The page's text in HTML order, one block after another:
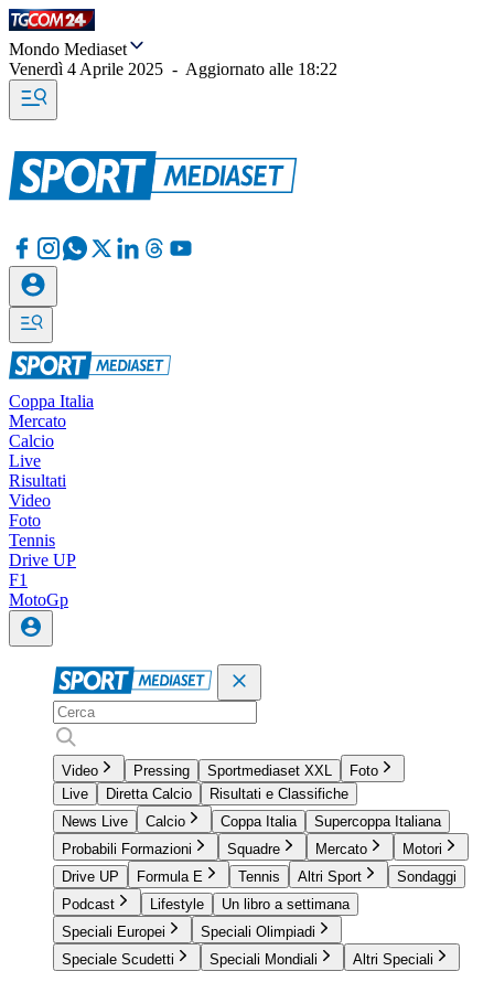
Mondo Mediaset
Venerdì 4 Aprile 2025 - Aggiornato alle 18:22
Coppa Italia
Mercato
Calcio
Live
Risultati
Video
Foto
Tennis
Drive UP
F1
MotoGp
Video Pressing Sportmediaset XXL
Foto
Live
Diretta Calcio
Risultati e Classifiche
News Live
Calcio Coppa Italia
Supercoppa Italiana
Probabili Formazioni
Squadre Mercato
Motori
Drive UP
Formula E Tennis Altri Sport
Sondaggi
Podcast
Lifestyle
Un libro a settimana
Speciali Europei
Speciali Olimpiadi
Speciale Scudetti
Speciali Mondiali Altri Speciali